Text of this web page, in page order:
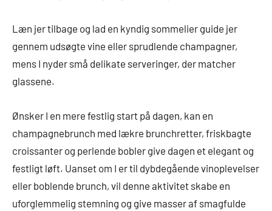
Læn jer tilbage og lad en kyndig sommelier guide jer
gennem udsøgte vine eller sprudlende champagner,
mens I nyder små delikate serveringer, der matcher
glassene.
Ønsker I en mere festlig start på dagen, kan en
champagnebrunch med lækre brunchretter, friskbagte
croissanter og perlende bobler give dagen et elegant og
festligt løft. Uanset om I er til dybdegående vinoplevelser
eller boblende brunch, vil denne aktivitet skabe en
uforglemmelig stemning og give masser af smagfulde